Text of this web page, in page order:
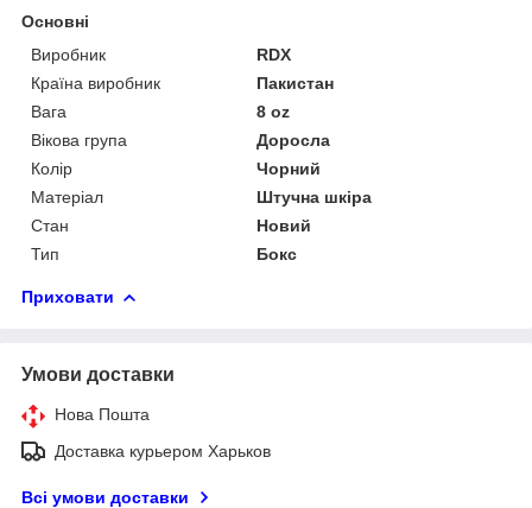
Основні
Виробник
RDX
Країна виробник
Пакистан
Вага
8 oz
Вікова група
Доросла
Колір
Чорний
Матеріал
Штучна шкіра
Стан
Новий
Тип
Бокс
Приховати
Умови доставки
Нова Пошта
Доставка курьером Харьков
Всі умови доставки